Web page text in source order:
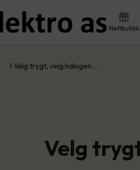
Nettbutikk
Velg trygt, velg halogen…
Velg